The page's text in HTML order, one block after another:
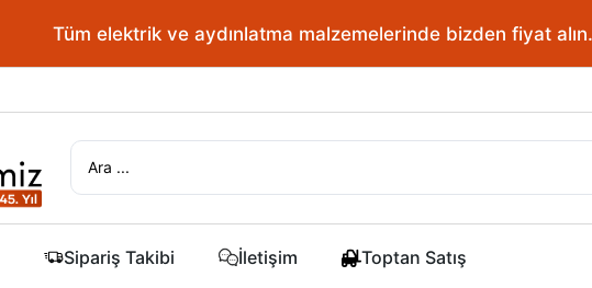
Tüm elektrik ve aydınlatma malzemelerinde bizden fiyat alın.
Sipariş Takibi İletişim Toptan Satış